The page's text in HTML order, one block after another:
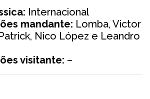
Internacional
mandante: Lomba, Victor
Nico López e Leandro
visitante: –